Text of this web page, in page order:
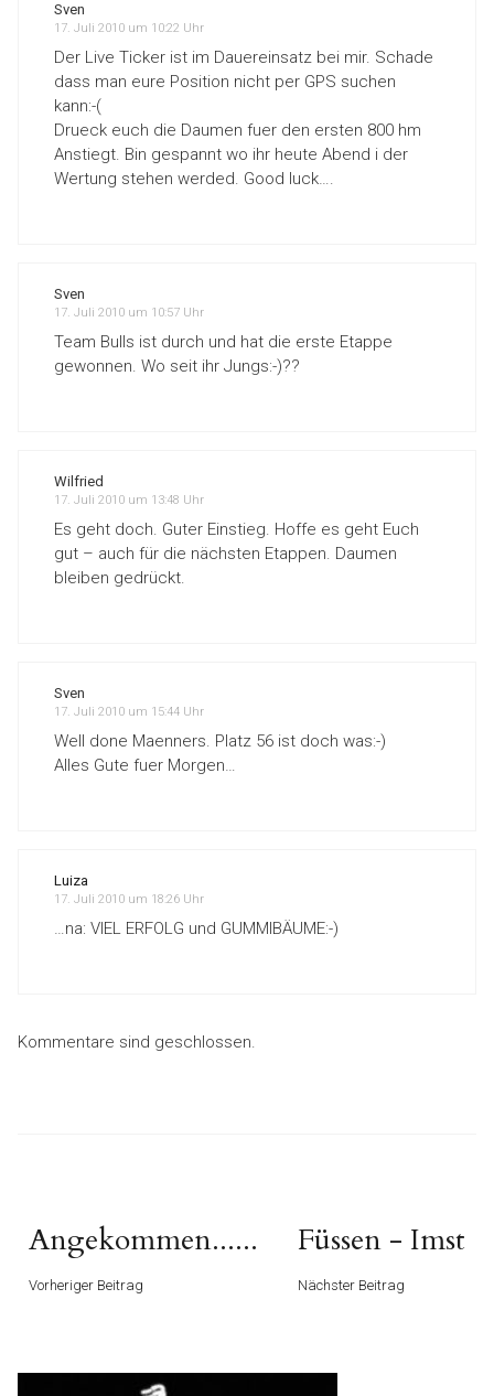
Sven
17. Juli 2010 um 10:22 Uhr
Der Live Ticker ist im Dauereinsatz bei mir. Schade
dass man eure Position nicht per GPS suchen
kann:-(
Drueck euch die Daumen fuer den ersten 800 hm
Anstiegt. Bin gespannt wo ihr heute Abend i der
Wertung stehen werded. Good luck….
Sven
17. Juli 2010 um 10:57 Uhr
Team Bulls ist durch und hat die erste Etappe
gewonnen. Wo seit ihr Jungs:-)??
Wilfried
17. Juli 2010 um 13:48 Uhr
Es geht doch. Guter Einstieg. Hoffe es geht Euch
gut – auch für die nächsten Etappen. Daumen
bleiben gedrückt.
Sven
17. Juli 2010 um 15:44 Uhr
Well done Maenners. Platz 56 ist doch was:-)
Alles Gute fuer Morgen…
Luiza
17. Juli 2010 um 18:26 Uhr
…na: VIEL ERFOLG und GUMMIBÄUME:-)
Kommentare sind geschlossen.
Beitragsnavigation
Nächster
Beitrag
Füssen - Imst
Nächster Beitrag
Vorheriger
Beitrag
Angekommen......
Vorheriger Beitrag